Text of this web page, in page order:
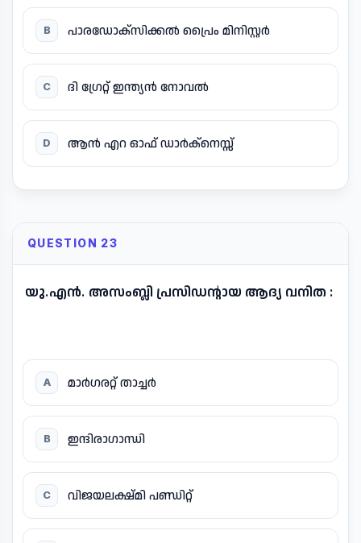
B പാരഡോക്സിക്കൽ പ്രൈം മിനിസ്റ്റർ
C ദി ഗ്രേറ്റ് ഇന്ത്യൻ നോവൽ
D ആൻ എറ ഓഫ് ഡാർക്നെസ്സ്
QUESTION 23
യു.എൻ. അസംബ്ലി പ്രസിഡന്റായ ആദ്യ വനിത :
A മാർഗരറ്റ് താച്ചർ
B ഇന്ദിരാഗാന്ധി
C വിജയലക്ഷ്മി പണ്ഡിറ്റ്